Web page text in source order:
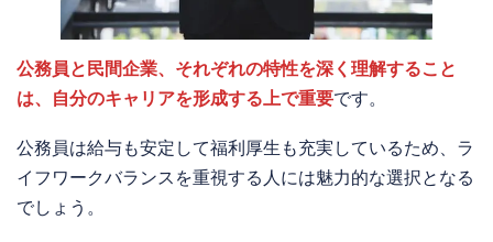
公務員と民間企業、それぞれの特性を深く理解すること
は、自分のキャリアを形成する上で重要です。
公務員は給与も安定して福利厚生も充実しているため、ラ
イフワークバランスを重視する人には魅力的な選択となる
でしょう。